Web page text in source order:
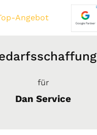
für
Dan Service